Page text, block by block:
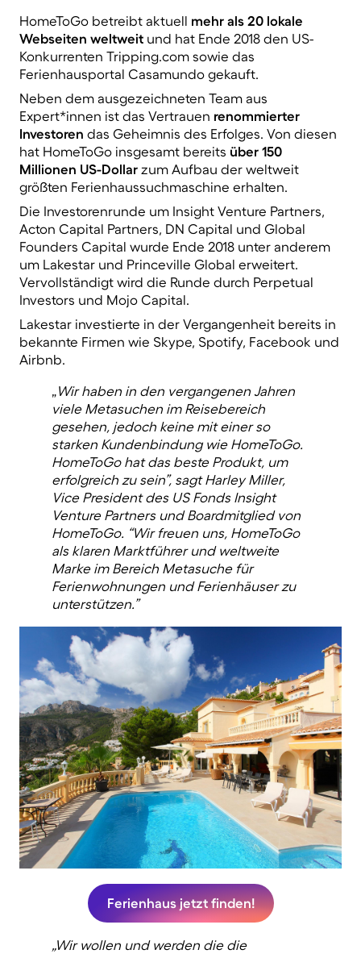
HomeToGo betreibt aktuell mehr als 20 lokale
Webseiten weltweit und hat Ende 2018 den US-
Konkurrenten Tripping.com sowie das
Ferienhausportal Casamundo gekauft.
Neben dem ausgezeichneten Team aus
Expert*innen ist das Vertrauen renommierter
Investoren das Geheimnis des Erfolges. Von diesen
hat HomeToGo insgesamt bereits über 150
Millionen US-Dollar zum Aufbau der weltweit
größten Ferienhaussuchmaschine erhalten.
Die Investorenrunde um Insight Venture Partners,
Acton Capital Partners, DN Capital und Global
Founders Capital wurde Ende 2018 unter anderem
um Lakestar und Princeville Global erweitert.
Vervollständigt wird die Runde durch Perpetual
Investors und Mojo Capital.
Lakestar investierte in der Vergangenheit bereits in
bekannte Firmen wie Skype, Spotify, Facebook und
Airbnb.
„Wir haben in den vergangenen Jahren
viele Metasuchen im Reisebereich
gesehen, jedoch keine mit einer so
starken Kundenbindung wie HomeToGo.
HomeToGo hat das beste Produkt, um
erfolgreich zu sein”, sagt Harley Miller,
Vice President des US Fonds Insight
Venture Partners und Boardmitglied von
HomeToGo. “Wir freuen uns, HomeToGo
als klaren Marktführer und weltweite
Marke im Bereich Metasuche für
Ferienwohnungen und Ferienhäuser zu
unterstützen.”
Ferienhaus jetzt finden!
„Wir wollen und werden die die